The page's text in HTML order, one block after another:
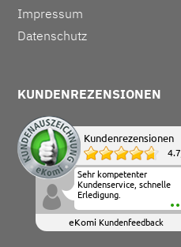
Impressum
Datenschutz
KUNDENREZENSIONEN
Kundenrezensionen
4.7
Sehr kompetenter
Kundenservice, schnelle
Erledigung.
eKomi Kundenfeedback